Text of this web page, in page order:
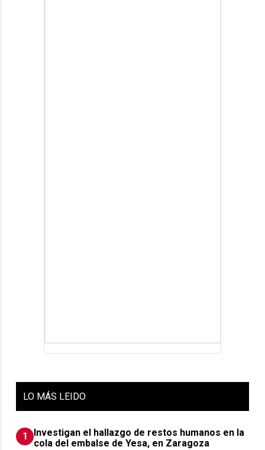
LO MÁS LEIDO
1
Investigan el hallazgo de restos humanos en la
cola del embalse de Yesa, en Zaragoza